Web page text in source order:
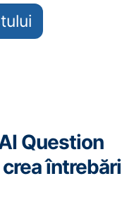
Question
întrebări